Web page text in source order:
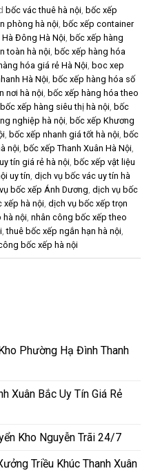
bốc vác thuê hà nội, bốc xếp
phòng hà nội, bốc xếp container
Hà Đông Hà Nội, bốc xếp hàng
toàn hà nội, bốc xếp hàng hóa
hóa giá rẻ Hà Nội, boc xep
Hà Nội, bốc xếp hàng hóa số
nơi hà nội, bốc xếp hàng hóa theo
bốc xếp hàng siêu thị hà nội, bốc
nghiệp hà nội, bốc xếp Khương
, bốc xếp nhanh giá tốt hà nội, bốc
nội, bốc xếp Thanh Xuân Hà Nội,
tín giá rẻ hà nội, bốc xếp vật liệu
uy tín, dịch vụ bốc vác uy tín hà
bốc xếp Ánh Dương, dịch vụ bốc
xếp hà nội, dịch vụ bốc xếp trọn
hà nội, nhân công bốc xếp theo
,thuê bốc xếp ngắn hạn hà nội,
bốc xếp hà nội
Phường Hạ Đình Thanh
Xuân Bắc Uy Tín Giá Rẻ
Kho Nguyễn Trãi 24/7
Triều Khúc Thanh Xuân